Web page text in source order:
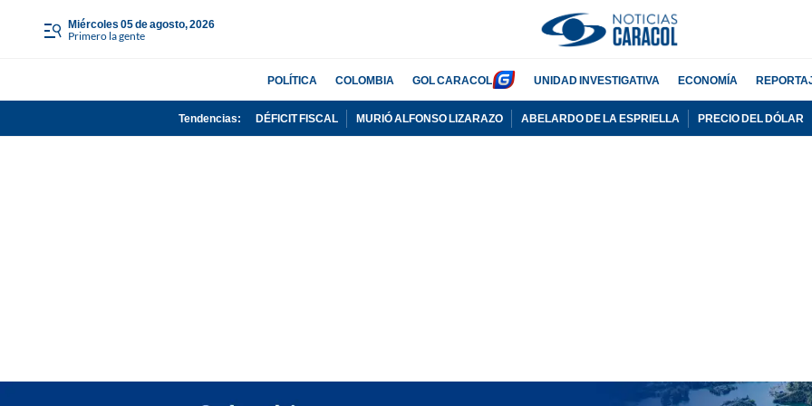
miércoles 05 de agosto, 2026
Primero la gente
POLÍTICA COLOMBIA GOL CARACOL UNIDAD INVESTIGATIVA ECONOMÍA
Tendencias: DÉFICIT FISCAL MURIÓ ALFONSO LIZARAZO ABELARDO DE LA ESPRIELLA PRECIO DEL DÓLAR